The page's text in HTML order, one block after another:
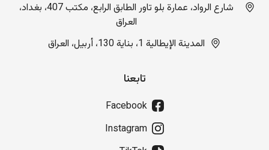
شارع الرواد، عمارة بلو تاور الطابق الرابع، مكتب 407، بغداد،
العراق
المدينة الإيطالية 1، بناية 130، أربيل، العراق
تابعنا
Facebook
Instagram